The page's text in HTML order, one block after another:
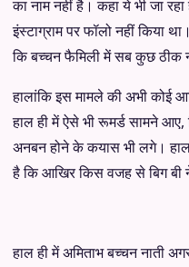
का नाम नहीं है। कहा ये भी जा
इंस्टाग्राम पर फॉलो नहीं किया
कि बच्चन फैमिली में सब कुछ ठीक
हालांकि इस मामले की अभी कोई
हाल ही में ऐसे भी रूमर्ड सामने
अनबन होने के कयास भी लगे।
है कि आखिर किस वजह से बिग बी
हाल ही में अमिताभ बच्चन नाती